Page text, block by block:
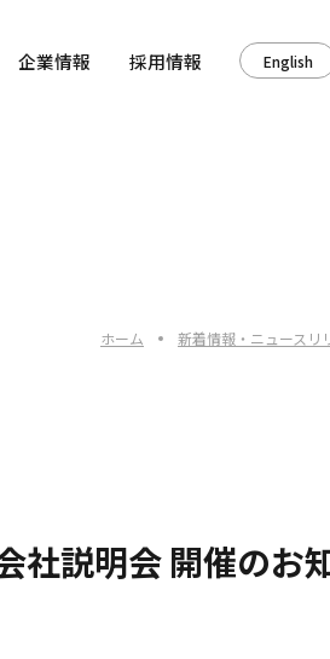
企業情報 採用情報 English
ホーム 新着情報・ニュースリ
社説明会 開催のお